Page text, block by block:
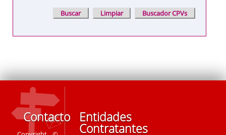
Contacto Entidades
Contratantes